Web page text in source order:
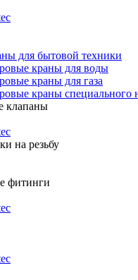
для бытовой техники
краны для воды
краны для газа
краны специального
клапаны
на резьбу
фитинги